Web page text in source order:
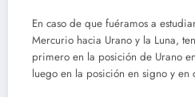
En caso de que fuéramos a
Mercurio hacia Urano y la Luna,
primero en la posición de Urano
luego en la posición en signo y en